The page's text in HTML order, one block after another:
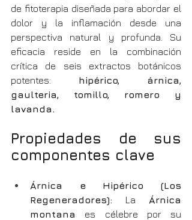
de fitoterapia diseñada para abordar el
dolor y la inflamación desde una
perspectiva natural y profunda. Su
eficacia reside en la combinación
crítica de seis extractos botánicos
potentes: hipérico, árnica,
gaulteria, tomillo, romero y
lavanda.
Propiedades de sus
componentes clave
Árnica e Hipérico (Los
Regeneradores): La Árnica
montana
es célebre por su